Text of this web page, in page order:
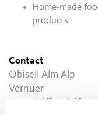
Home-made
products
Contact
Obisell Alm Alp
Vernuer
Riffian/Rifiano